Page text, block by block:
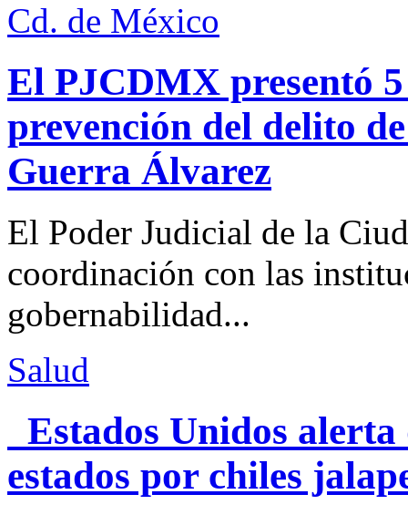
Cd. de México
El PJCDMX presentó
prevención del delito
Guerra Álvarez
El Poder Judicial de la
coordinación con las
gobernabilidad...
Salud
Estados Unidos alerta
estados por chiles